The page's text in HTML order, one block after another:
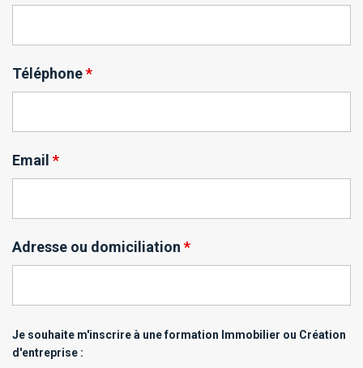
Téléphone*
Email *
Adresse ou domiciliation *
Je souhaite m'inscrire à une formation Immobilier ou Création
d'entreprise :